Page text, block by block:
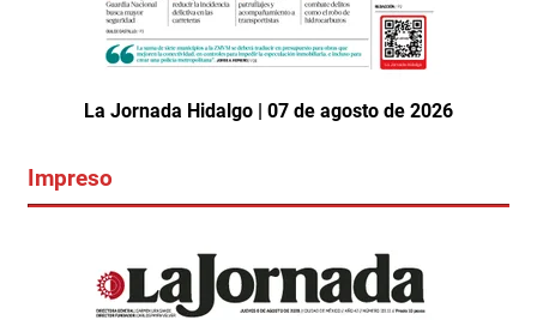
La Jornada Hidalgo | 07 de agosto de 2026
Impreso